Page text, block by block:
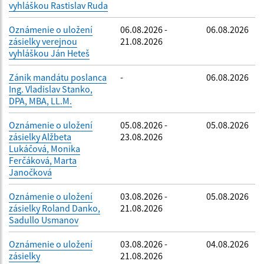
vyhláškou Rastislav Ruda
Oznámenie o uložení
zásielky verejnou
vyhláškou Ján Heteš
06.08.2026 -
21.08.2026
06.08.2026
Zánik mandátu poslanca
Ing. Vladislav Stanko,
DPA, MBA, LL.M.
- 06.08.2026
Oznámenie o uložení
zásielky Alžbeta
Lukáčová, Monika
Ferčáková, Marta
Janočková
05.08.2026 -
23.08.2026
05.08.2026
Oznámenie o uložení
zásielky Roland Danko,
Sadullo Usmanov
03.08.2026 -
21.08.2026
05.08.2026
Oznámenie o uložení
zásielky
03.08.2026 -
21.08.2026
04.08.2026